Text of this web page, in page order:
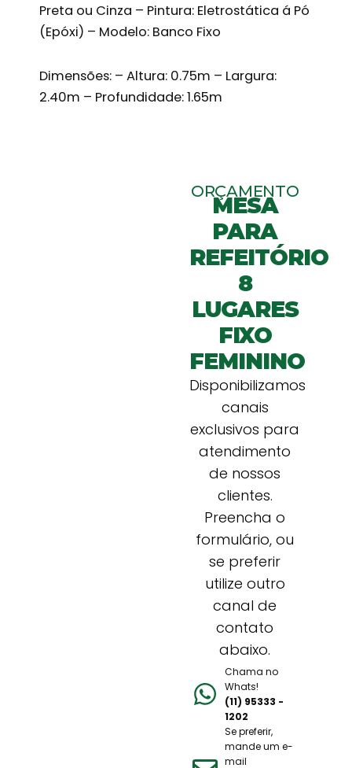
Preta ou Cinza – Pintura: Eletrostática á Pó
(Epóxi) – Modelo: Banco Fixo
Dimensões: – Altura: 0.75m – Largura:
2.40m – Profundidade: 1.65m
ORÇAMENTO
MESA
PARA
REFEITÓRIO
8
LUGARES
FIXO
FEMININO
Disponibilizamos
canais
exclusivos para
atendimento
de nossos
clientes.
Preencha o
formulário, ou
se preferir
utilize outro
canal de
contato
abaixo.
Chama no
Whats!
(11) 95333 -
1202
Se preferir,
mande um e-
mail